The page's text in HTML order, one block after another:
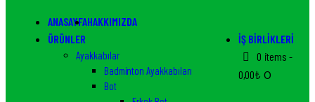
ANASAYFAHAKKIMIZDA
ÜRÜNLER
Ayakkabılar
Badminton Ayakkabıları
Bot
İŞ BIRLIKLERI
0 items -
0,00₺ 0